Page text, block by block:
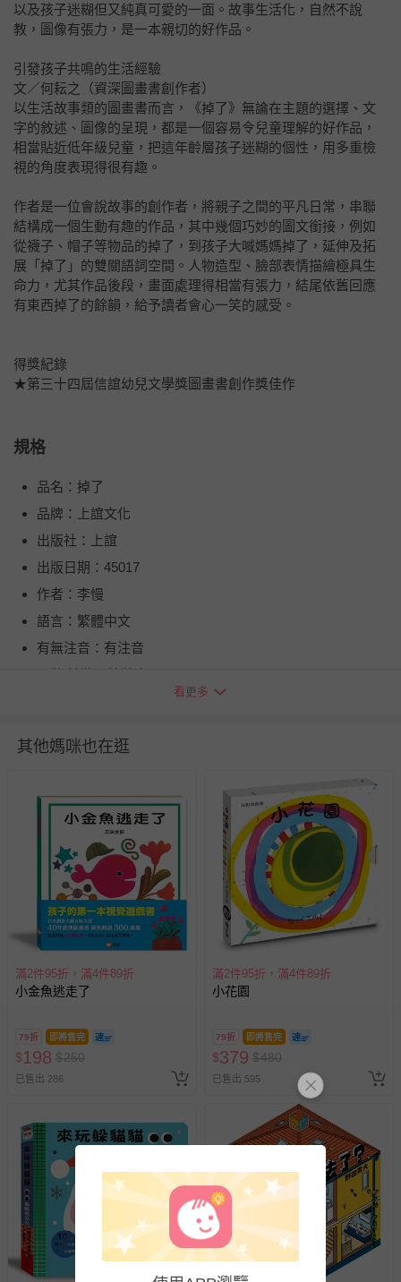
以及孩子迷糊但又純真可愛的一面。故事生活化，自然不說
教，圖像有張力，是一本親切的好作品。
引發孩子共鳴的生活經驗
文／何耘之（資深圖畫書創作者）
以生活故事類的圖畫書而言，《掉了》無論在主題的選擇、文
字的敘述、圖像的呈現，都是一個容易令兒童理解的好作品，
相當貼近低年級兒童，把這年齡層孩子迷糊的個性，用多重檢
視的角度表現得很有趣。
作者是一位會說故事的創作者，將親子之間的平凡日常，串聯
結構成一個生動有趣的作品，其中幾個巧妙的圖文銜接，例如
從襪子、帽子等物品的掉了，到孩子大喊媽媽掉了，延伸及拓
展「掉了」的雙關語詞空間。人物造型、臉部表情描繪極具生
命力，尤其作品後段，畫面處理得相當有張力，結尾依舊回應
有東西掉了的餘韻，給予讀者會心一笑的感受。
得獎紀錄
★第三十四屆信誼幼兒文學獎圖畫書創作獎佳作
規格
品名：掉了
品牌：上誼文化
出版社：上誼
出版日期：45017
作者：李慢
語言：繁體中文
有無注音：有注音
供電資訊：無
適用年齡：3-8歲
退換貨須知
您所購買的商品享有7天的鑑賞期／猶豫期權益，但此期間
並非試用期，您所退回的商品必須是未經使用的全新狀態，
包含完整包裝、配件、說明文件及贈品等。
如需退換貨，請於收到商品7天（含例假日內提出），如為
瑕疵退換貨所產生的運費，將由媽咪愛負責處理，若非瑕疵
退貨，您可至『查詢訂單』>『已出貨』中查詢該筆訂單，
至媽咪愛
LINE@客服ID: @mamilove我們將依序為您處理
與服務，謝謝。
針對滿件折/滿額贈…等活動，如因部份退貨，而該訂單保
留商品未達活動門檻，將以原價計算，活動贈品亦需一併退
回。
部分商品依據消費者保護法的規定，不適用七天鑑賞期/猶
豫期範圍：
易於腐敗、保存期限較短或解約時即將逾期（例如生鮮
商品、食品等）。
客製化商品（例如客製生日書、姓名貼等）。
看更多
其他媽咪也在逛
滿2件95折，滿4件89折
小金魚逃走了
79折 即將售完
$198 $250
已售出 286
滿2件95折，滿4件89折
小花園
79折 即將售完
$379 $480
已售出 595